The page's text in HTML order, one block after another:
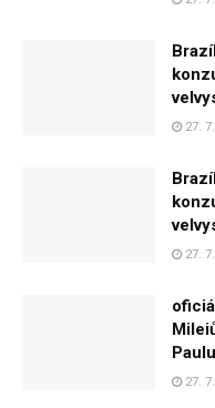
27.
27.
Paulu
27.